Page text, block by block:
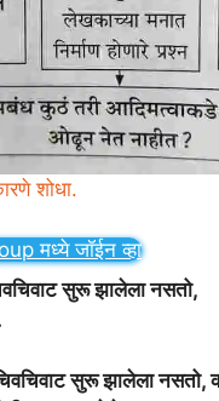
शोधा.
मध्ये जॉईन व्हा
सुरू झालेला नसतो,
चिवचिवाट सुरू झालेला